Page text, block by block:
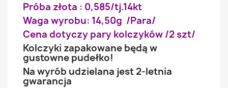
Próba złota : 0,585/tj.14kt
Waga wyrobu: 14,50g /Para/
Cena dotyczy pary kolczyków /2 szt/
Kolczyki zapakowane będą w
gustowne pudełko!
Na wyrób udzielana jest 2-letnia
gwarancja